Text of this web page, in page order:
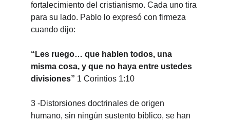
fortalecimiento del cristianismo. Cada uno tira
para su lado. Pablo lo expresó con firmeza
cuando dijo:
“Les ruego… que hablen todos, una
misma cosa, y que no haya entre ustedes
divisiones” 1 Corintios 1:10
3 -Distorsiones doctrinales de origen
humano, sin ningún sustento bíblico, se han